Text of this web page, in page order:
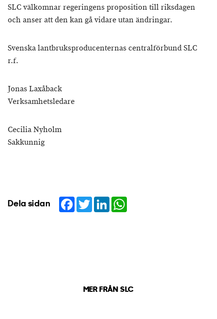
SLC välkomnar regeringens proposition till riksdagen
och anser att den kan gå vidare utan ändringar.
Svenska lantbruksproducenternas centralförbund SLC
r.f.
Jonas Laxåback
Verksamhetsledare
Cecilia Nyholm
Sakkunnig
Dela sidan Facebook
TwitterLinkedIn
MER FRÅN SLC